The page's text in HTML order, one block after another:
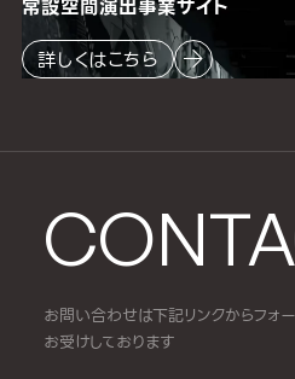
お問い合わせは下記リンクからフォ
お受けしております
常設空間演出事業サイト
詳しくはこちら